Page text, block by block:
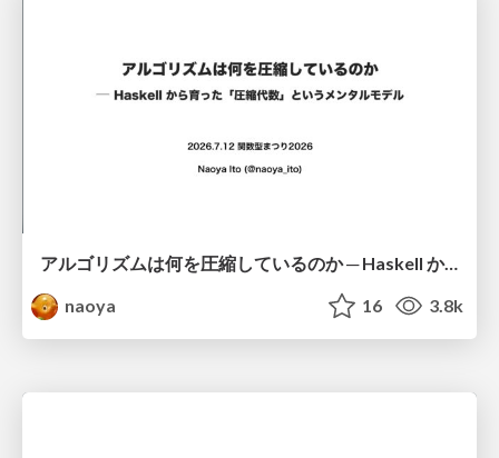
アルゴリズムは何を圧縮しているのか ─ Haskell から育った「圧縮代数」というメンタルモデル
naoya
16 3.8k